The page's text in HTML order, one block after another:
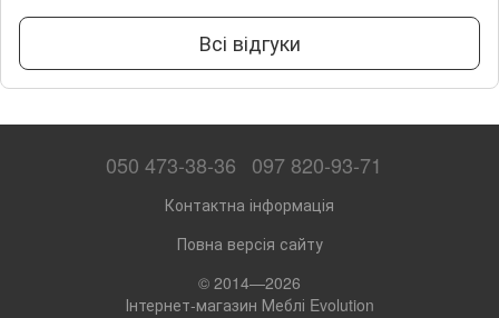
Всі відгуки
050 473-38-36 097 820-93-71
Контактна інформація
Повна версія сайту
© 2014—2026
Інтернет-магазин Меблі Evolution